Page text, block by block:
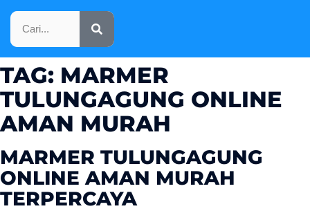
TAG: MARMER
TULUNGAGUNG ONLINE
AMAN MURAH
MARMER TULUNGAGUNG
ONLINE AMAN MURAH
TERPERCAYA